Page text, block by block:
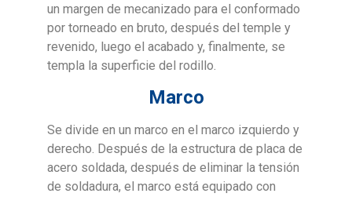
un margen de mecanizado para el conformado
por torneado en bruto, después del temple y
revenido, luego el acabado y, finalmente, se
templa la superficie del rodillo.
Marco
Se divide en un marco en el marco izquierdo y
derecho. Después de la estructura de placa de
acero soldada, después de eliminar la tensión
de soldadura, el marco está equipado con